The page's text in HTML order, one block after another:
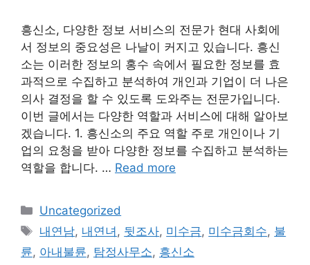
흥신소, 다양한 정보 서비스의 전문가 현대 사회에
서 정보의 중요성은 나날이 커지고 있습니다. 흥신
소는 이러한 정보의 홍수 속에서 필요한 정보를 효
과적으로 수집하고 분석하여 개인과 기업이 더 나은
의사 결정을 할 수 있도록 도와주는 전문가입니다.
이번 글에서는 다양한 역할과 서비스에 대해 알아보
겠습니다. 1. 흥신소의 주요 역할 주로 개인이나 기
업의 요청을 받아 다양한 정보를 수집하고 분석하는
역할을 합니다. … Read more
Categories
Uncategorized
Tags
내연남, 내연녀 , 뒷조사, 미수금, 미수금회수, 불
륜, 아내불륜, 탐정사무소, 흥신소